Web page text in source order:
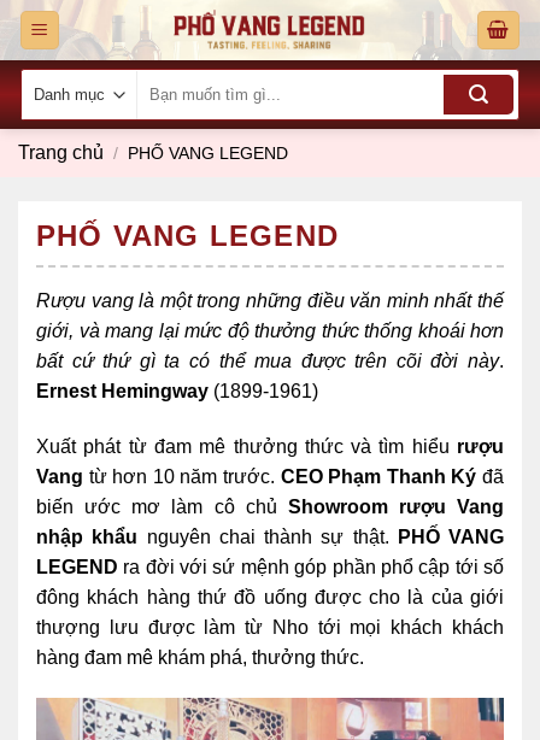
Skip
content
kiếm:
Trang chủ / PHỐ VANG LEGEND
PHỐ VANG LEGEND
Rượu vang là một trong những điều văn minh nhất thế
giới, và mang lại mức độ thưởng thức thống khoái hơn
bất cứ thứ gì ta có thể mua được trên cõi đời này.
Ernest Hemingway (1899-1961)
Xuất phát từ đam mê thưởng thức và tìm hiểu rượu
Vang từ hơn 10 năm trước. CEO Phạm Thanh Ký đã
biến ước mơ làm cô chủ Showroom rượu Vang
nhập khẩu nguyên chai thành sự thật.
PHỐ VANG
LEGEND ra đời với sứ mệnh góp phần phổ cập tới số
đông khách hàng thứ đồ uống được cho là của giới
thượng lưu được làm từ Nho tới mọi khách khách
hàng đam mê khám phá, thưởng thức.